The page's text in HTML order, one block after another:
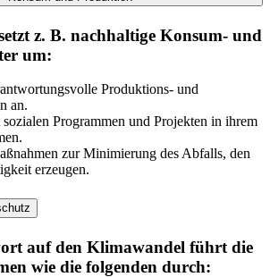
z. B. nachhaltige Konsum- und
um:
Produktions- und
an.
sozialen Programmen und Projekten in ihrem
zur Minimierung des Abfalls, den
erzeugen.
auf den Klimawandel führt die
wie die folgenden durch: